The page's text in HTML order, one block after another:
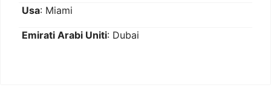
Usa: Miami
Emirati Arabi Uniti: Dubai